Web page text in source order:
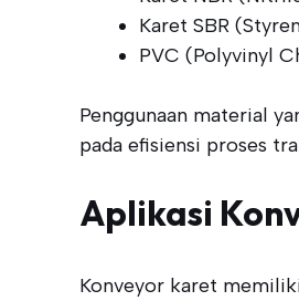
Karet SBR
PVC (Polyvinyl
Penggunaan material
pada efisiensi proses
Aplikasi
Konveyor karet